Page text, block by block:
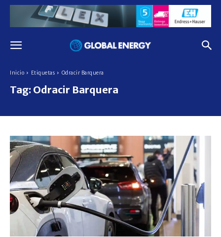
Inicio Etiquetas Odracir Barquera
Tag: Odracir Barquera